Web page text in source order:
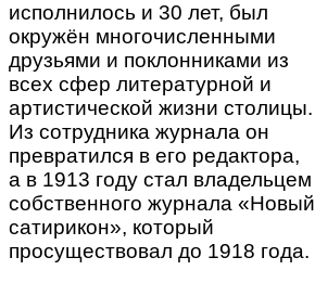
исполнилось и 30 лет, был
окружён многочисленными
друзьями и поклонниками из
всех сфер литературной и
артистической жизни столицы.
Из сотрудника журнала он
превратился в его редактора,
а в 1913 году стал владельцем
собственного журнала «Новый
сатирикон», который
просуществовал до 1918 года.